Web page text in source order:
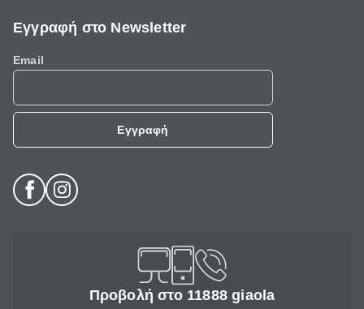
Εγγραφή στο Newsletter
Email
Εγγραφή
Προβολή στο 11888 giaola